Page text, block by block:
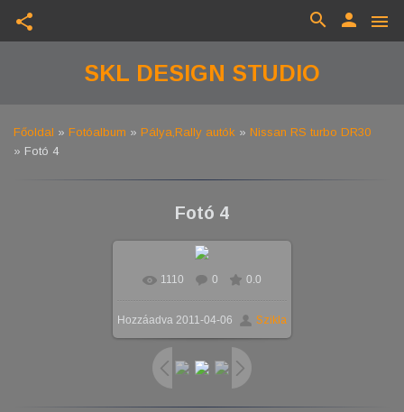
share menu
person
search
SKL DESIGN STUDIO
Főoldal » Fotóalbum » Pálya,Rally autók » Nissan RS turbo DR30
» Fotó 4
Fotó 4
1110 0 0.0
Hozzáadva 2011-04-06 Szikla